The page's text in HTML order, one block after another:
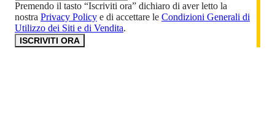
Premendo il tasto “Iscriviti ora” dichiaro di aver letto la
nostra Privacy Policy e di accettare le Condizioni Generali di
Utilizzo dei Siti e di Vendita.
ISCRIVITI ORA